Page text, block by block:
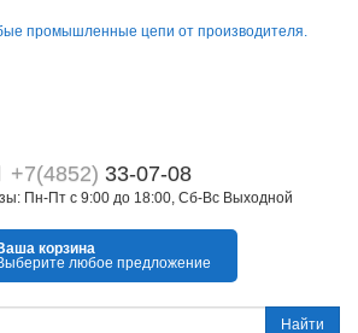
+7(4852) 33-07-08
Пн-Пт с 9:00 до 18:00, Сб-Вс Выходной
корзина
любое предложение
Найти